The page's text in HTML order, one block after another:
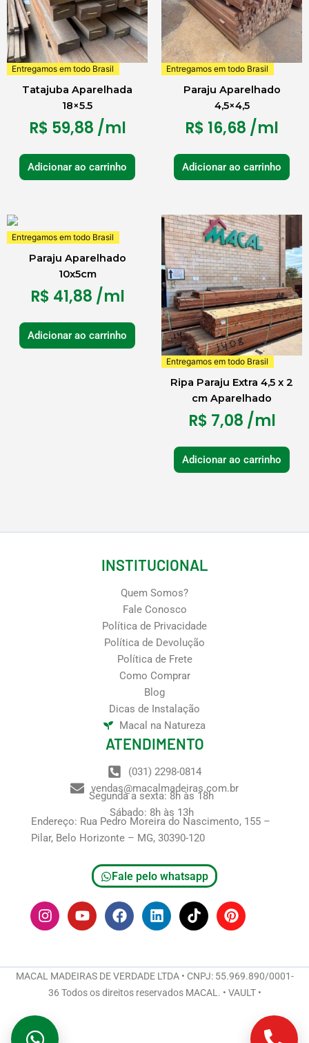
Entregamos em todo Brasil
Tatajuba Aparelhada
18×5.5
R$ 59,88 /ml
Adicionar ao carrinho
Entregamos em todo Brasil
Paraju Aparelhado
4,5×4,5
R$ 16,68 /ml
Adicionar ao carrinho
Entregamos em todo Brasil
Paraju Aparelhado
10x5cm
R$ 41,88 /ml
Adicionar ao carrinho
Entregamos em todo Brasil
Ripa Paraju Extra 4,5 x 2
cm Aparelhado
R$ 7,08 /ml
Adicionar ao carrinho
INSTITUCIONAL
Quem Somos?
Fale Conosco
Política de Privacidade
Política de Devolução
Política de Frete
Como Comprar
Blog
Dicas de Instalação
Macal na Natureza
ATENDIMENTO
(031) 2298-0814
vendas@macalmadeiras.com.br
Segunda a sexta: 8h às 18h
Sábado: 8h às 13h
Endereço: Rua Pedro Moreira do Nascimento, 155 –
Pilar, Belo Horizonte – MG, 30390-120
Fale pelo whatsapp
I
n
s
g
r
m
Y
o
u
b
e
F
a
c
o
o
L
i
n
d
i
T
i
k
k
P
i
n
r
e
MACAL MADEIRAS DE VERDADE LTDA • CNPJ: 55.969.890/0001-
36 Todos os direitos reservados MACAL. • VAULT •